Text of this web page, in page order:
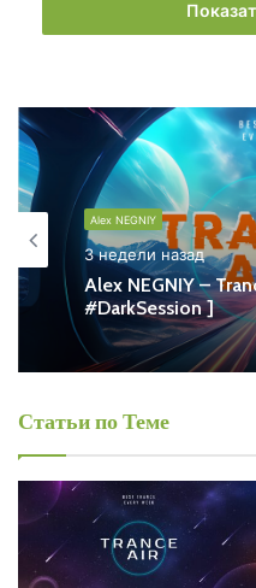
Среда
Alex NEGNIY - Trance
Слушай и добавляй
Tracklist:
Playlist on Official site:
target="_blank" title="
rel="noopener noreferrer">
Alex NEGNIY
3 недели назад
Alex NEGNIY –
#DarkSession ]
Статьи по Теме